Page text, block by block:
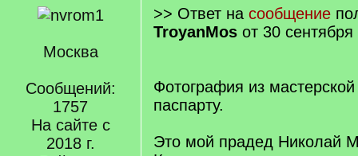
Москва
Сообщений:
1757
На сайте с
2018 г.
>> Ответ на сообщение
TroyanMos от 30
Фотография из
паспарту.
Это мой прадед Николай